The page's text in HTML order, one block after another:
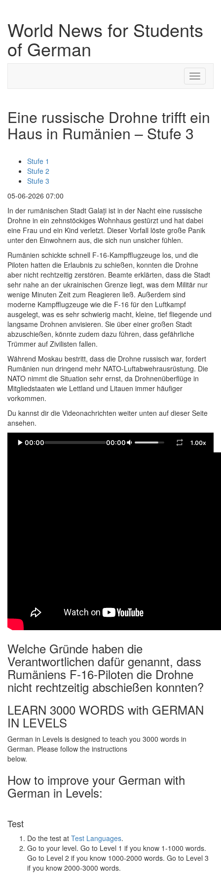
World News for Students
of German
Toggle
Eine russische Drohne trifft ein
Haus in Rumänien – Stufe 3
Stufe 1
Stufe 2
Stufe 3
05-06-2026 07:00
In der rumänischen Stadt Galați ist in der Nacht eine russische
Drohne in ein zehnstöckiges Wohnhaus gestürzt und hat dabei
eine Frau und ein Kind verletzt. Dieser Vorfall löste große Panik
unter den Einwohnern aus, die sich nun unsicher fühlen.
Rumänien schickte schnell F-16-Kampfflugzeuge los, und die
Piloten hatten die Erlaubnis zu schießen, konnten die Drohne
aber nicht rechtzeitig zerstören. Beamte erklärten, dass die Stadt
sehr nahe an der ukrainischen Grenze liegt, was dem Militär nur
wenige Minuten Zeit zum Reagieren ließ. Außerdem sind
moderne Kampfflugzeuge wie die F-16 für den Luftkampf
ausgelegt, was es sehr schwierig macht, kleine, tief fliegende und
langsame Drohnen anvisieren. Sie über einer großen Stadt
abzuschießen, könnte zudem dazu führen, dass gefährliche
Trümmer auf Zivilisten fallen.
Während Moskau bestritt, dass die Drohne russisch war, fordert
Rumänien nun dringend mehr NATO-Luftabwehrausrüstung. Die
NATO nimmt die Situation sehr ernst, da Drohnenüberflüge in
Mitgliedstaaten wie Lettland und Litauen immer häufiger
vorkommen.
Du kannst dir die Videonachrichten weiter unten auf dieser Seite
ansehen.
00:00 00:00 1.00x
Welche Gründe haben die
Verantwortlichen dafür genannt, dass
Rumäniens F-16-Piloten die Drohne
nicht rechtzeitig abschießen konnten?
LEARN 3000 WORDS with GERMAN
IN LEVELS
German in Levels is designed to teach you 3000 words in
German. Please follow the instructions
below.
How to improve your German with
German in Levels:
Test
Do the test at Test Languages.
Go to your level. Go to Level 1 if you know 1-1000 words.
Go to Level 2 if you know 1000-2000 words. Go to Level 3
if you know 2000-3000 words.